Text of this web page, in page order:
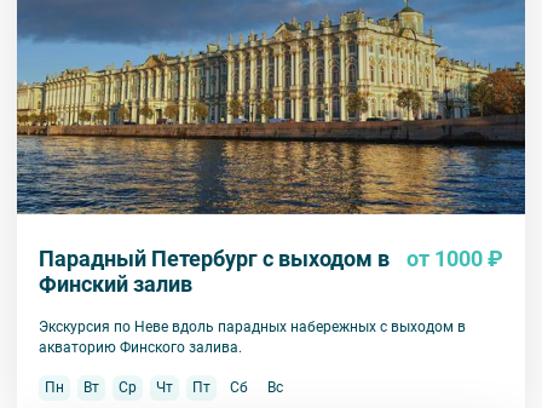
Парадный Петербург с выходом в
Финский залив
от 1000 ₽
Экскурсия по Неве вдоль парадных набережных с выходом в
акваторию Финского залива.
Пн Вт Ср Чт Пт Сб Вс